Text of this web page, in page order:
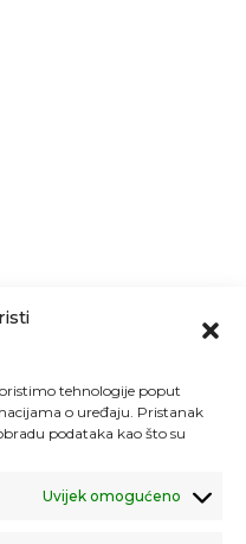
tehnologije poput
o uređaju. Pristanak
podataka kao što su
Uvijek omogućeno